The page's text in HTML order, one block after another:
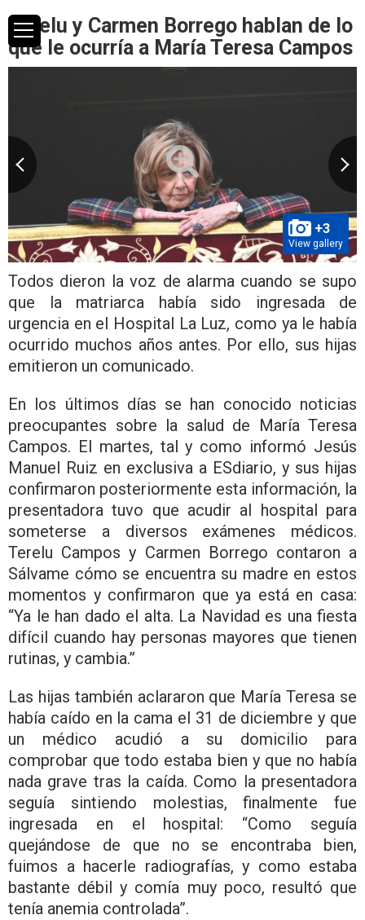
Terelu y Carmen Borrego hablan de lo
que le ocurría a María Teresa Campos
+3
View gallery
Todos dieron la voz de alarma cuando se supo
que la matriarca había sido ingresada de
urgencia en el Hospital La Luz, como ya le había
ocurrido muchos años antes. Por ello, sus hijas
emitieron un comunicado.
En los últimos días se han conocido noticias
preocupantes sobre la salud de María Teresa
Campos. El martes, tal y como informó Jesús
Manuel Ruiz en exclusiva a ESdiario, y sus hijas
confirmaron posteriormente esta información, la
presentadora tuvo que acudir al hospital para
someterse a diversos exámenes médicos.
Terelu Campos y Carmen Borrego contaron a
Sálvame cómo se encuentra su madre en estos
momentos y confirmaron que ya está en casa:
“Ya le han dado el alta. La Navidad es una fiesta
difícil cuando hay personas mayores que tienen
rutinas, y cambia.”
Las hijas también aclararon que María Teresa se
había caído en la cama el 31 de diciembre y que
un médico acudió a su domicilio para
comprobar que todo estaba bien y que no había
nada grave tras la caída. Como la presentadora
seguía sintiendo molestias, finalmente fue
ingresada en el hospital: “Como seguía
quejándose de que no se encontraba bien,
fuimos a hacerle radiografías, y como estaba
bastante débil y comía muy poco, resultó que
tenía anemia controlada”.